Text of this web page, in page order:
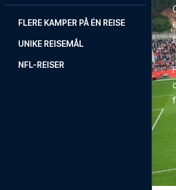
FLERE KAMPER PÅ ÉN REISE
UNIKE REISEMÅL
NFL-REISER